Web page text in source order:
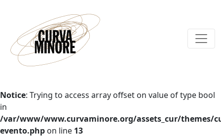
Notice: Trying to access array offset on value of type bool
in
/var/www/www.curvaminore.org/assets_cur/themes/
evento.php on line 13